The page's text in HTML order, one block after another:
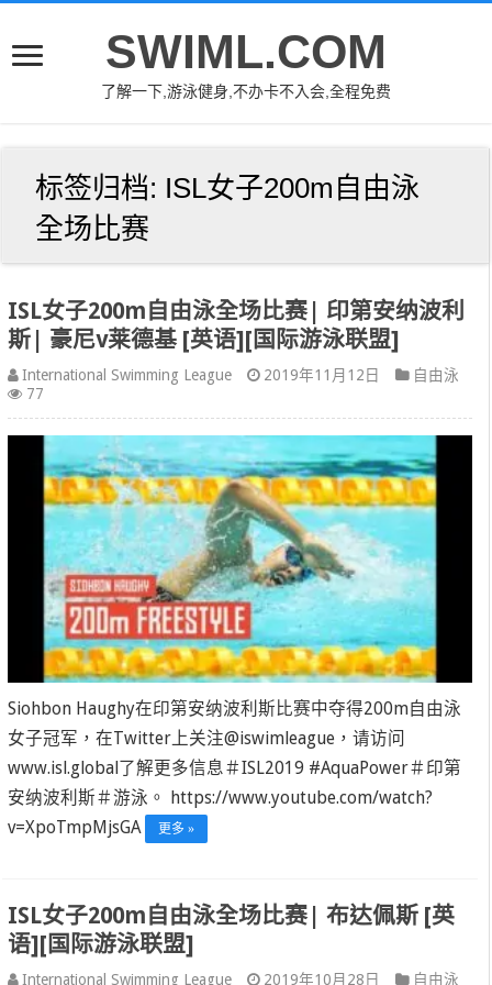
SWIML.COM
了解一下,游泳健身,不办卡不入会,全程免费
标签归档: ISL女子200m自由泳
全场比赛
ISL女子200m自由泳全场比赛| 印第安纳波利
斯| 豪尼v莱德基 [英语][国际游泳联盟]
International Swimming League 2019年11月12日
自由泳
77
Siohbon Haughy在印第安纳波利斯比赛中夺得200m自由泳
女子冠军，在Twitter上关注@iswimleague，请访问
www.isl.global了解更多信息＃ISL2019 #AquaPower＃印第
安纳波利斯＃游泳。 https://www.youtube.com/watch?
v=XpoTmpMjsGA
更多 »
ISL女子200m自由泳全场比赛| 布达佩斯 [英
语][国际游泳联盟]
International Swimming League 2019年10月28日 自由泳